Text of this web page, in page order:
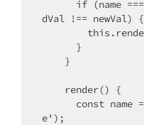
dVal !== newVal) {
e');